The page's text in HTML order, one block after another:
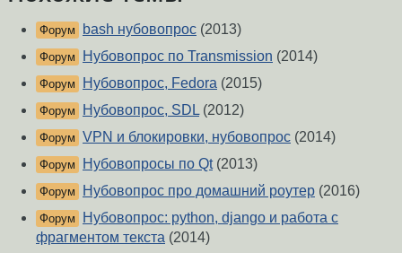
Форум bash нубовопрос (2013)
Форум Нубовопрос по Transmission (2014)
Форум Нубовопрос, Fedora (2015)
Форум Нубовопрос, SDL (2012)
Форум VPN и блокировки, нубовопрос (2014)
Форум Нубовопросы по Qt(2013)
Форум Нубовопрос про домашний роутер (2016)
Форум
Нубовопрос: python, django и работа с
фрагментом текста (2014)